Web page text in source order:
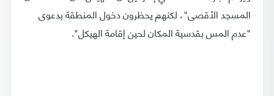
المسجد الأقصى"، لكنهم يحظرون دخول المنطقة بدعوى
"عدم المس بقدسية المكان لحين إقامة الهيكل".